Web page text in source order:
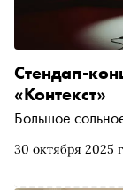
30 октября 2025
Стендап-
«Контекст»
Большое